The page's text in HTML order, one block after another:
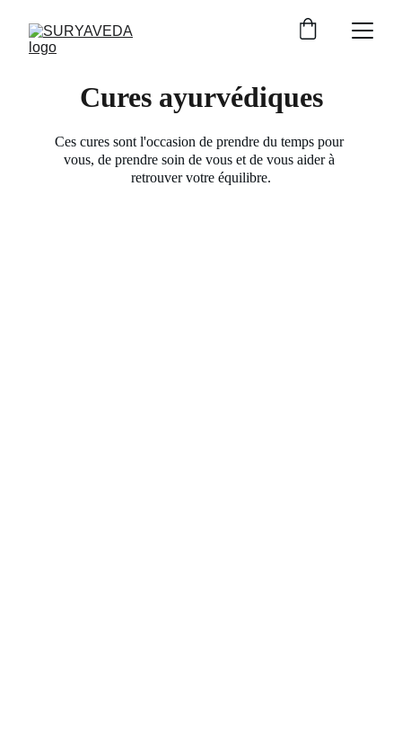
Ces cures sont l'occasion de prendre du temps pour
vous, de prendre soin de vous et de vous aider à
retrouver votre équilibre.
Cures ayurvédiques